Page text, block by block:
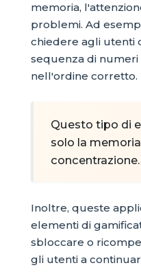
memoria,
problemi. Ad
chiedere agli utenti
sequenza di
nell'ordine corretto.
Questo tipo di
solo la
concentrazione.
Inoltre, queste
elementi di
sbloccare o
gli utenti a